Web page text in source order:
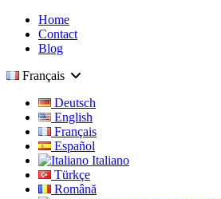
Home
Contact
Blog
Français
Deutsch
English
Français
Español
Italiano
Türkçe
Română